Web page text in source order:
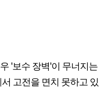
'보수 장벽'이 무너지는
고전을 면치 못하고 있